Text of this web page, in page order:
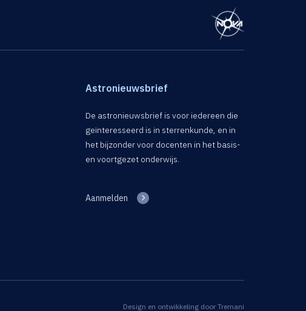
Astronieuwsbrief
De astronieuwsbrief is voor iedereen die
geïnteresseerd is in sterrenkunde, en in
het bijzonder voor docenten in het basis-
en voortgezet onderwijs.
Aanmelden
Design en ontwikkeling door Tremani